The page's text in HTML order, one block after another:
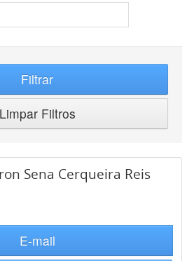
Filtrar
Limpar Filtros
Sena Cerqueira Reis
E-mail